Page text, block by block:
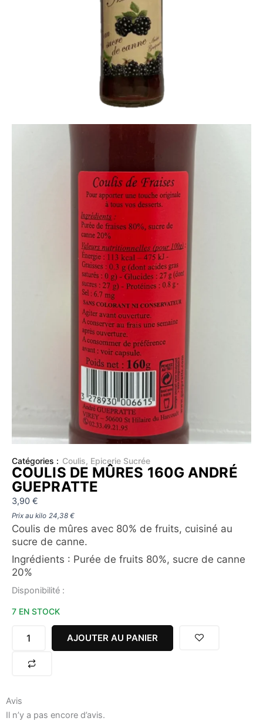
Catégories : Coulis, Epicerie Sucrée
COULIS DE MÛRES 160G ANDRÉ
GUEPRATTE
3,90 €
Prix au kilo 24,38 €
Coulis de mûres avec 80% de fruits, cuisiné au
sucre de canne.
Ingrédients : Purée de fruits 80%, sucre de canne
20%
Disponibilité :
7 EN STOCK
quantité
COULIS
MÛRES
ANDRÉ
GUEPRATTE
AJOUTER AU PANIER
Avis
Il n’y a pas encore d’avis.